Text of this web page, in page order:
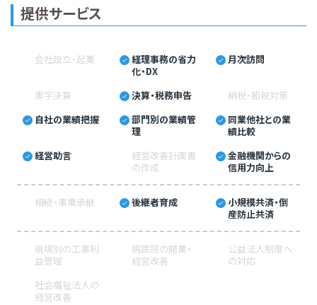
提供サービス
会社設立・起業
経理事務の省力
化・DX
月次訪問
黒字決算 決算・税務申告
納税・節税対策
自社の業績把握
部門別の業績管
理
同業他社との業
績比較
経営助言
経営改善計画書
の作成
金融機関からの
信用力向上
相続・事業承継 後継者育成
小規模共済・倒
産防止共済
現場別の工事利
益管理
病医院の開業・
経営改善
公益法人制度へ
の対応
社会福祉法人の
経営改善